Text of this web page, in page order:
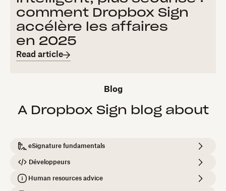
comment Dropbox Sign
accélère les affaires
en 2025
Read article
Blog
A Dropbox Sign blog about
eSignature fundamentals
Développeurs
Human resources advice